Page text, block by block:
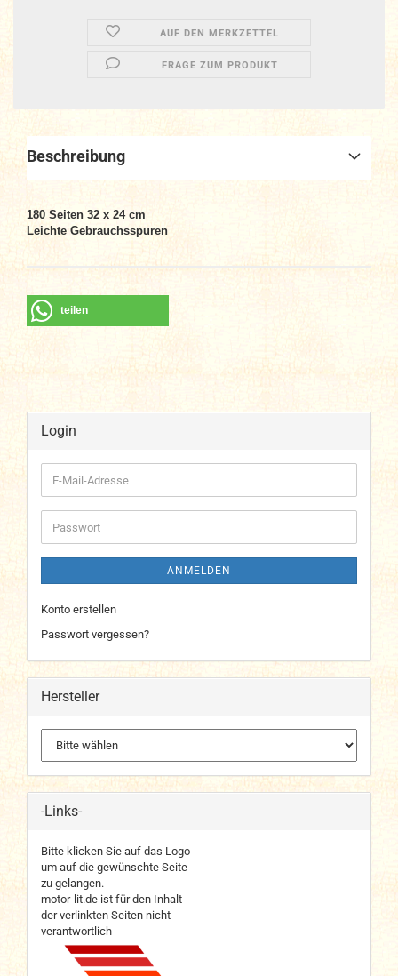
AUF DEN MERKZETTEL
FRAGE ZUM PRODUKT
Beschreibung
180 Seiten 32 x 24 cm
Leichte Gebrauchsspuren
teilen
Login
E-
Mail-
Adresse
Passwort
ANMELDEN
Konto erstellen
Passwort vergessen?
Hersteller
-Links-
Bitte klicken Sie auf das Logo
um auf die gewünschte Seite
zu gelangen.
motor-lit.de ist für den Inhalt
der verlinkten Seiten nicht
verantwortlich